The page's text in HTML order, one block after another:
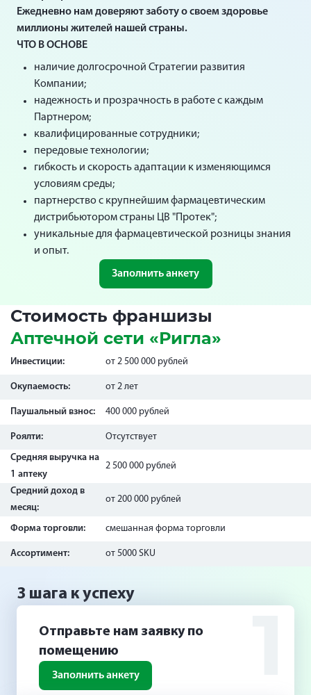
Ежедневно нам доверяют заботу о своем здоровье
миллионы жителей нашей страны.
ЧТО В ОСНОВЕ
наличие долгосрочной Стратегии развития
Компании;
надежность и прозрачность в работе с каждым
Партнером;
квалифицированные сотрудники;
передовые технологии;
гибкость и скорость адаптации к изменяющимся
условиям среды;
партнерство с крупнейшим фармацевтическим
дистрибьютором страны ЦВ "Протек";
уникальные для фармацевтической розницы знания
и опыт.
Заполнить анкету
Стоимость франшизы
Аптечной сети «Ригла»
Инвестиции: от 2 500 000 рублей
Окупаемость: от 2 лет
Паушальный взнос: 400 000 рублей
Роялти:
Отсутствует
Средняя выручка на
1 аптеку
2 500 000 рублей
Средний доход в
месяц:
от 200 000 рублей
Форма торговли: смешанная форма торговли
Ассортимент: от 5000 SKU
3 шага к успеху
Отправьте нам заявку по
помещению
Заполнить анкету